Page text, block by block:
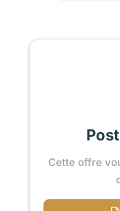
Cette offre